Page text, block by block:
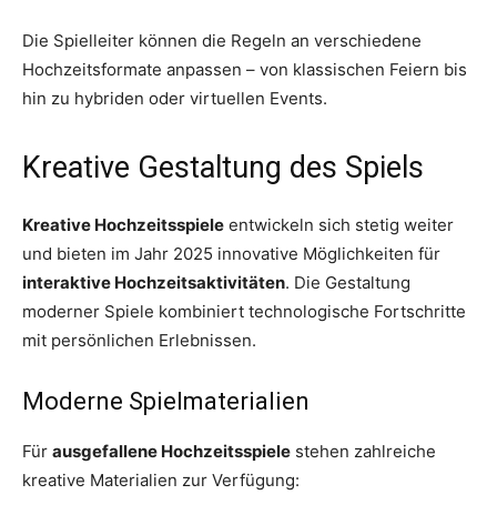
Die Spielleiter können die Regeln an verschiedene
Hochzeitsformate anpassen – von klassischen Feiern bis
hin zu hybriden oder virtuellen Events.
Kreative Gestaltung des Spiels
Kreative Hochzeitsspiele entwickeln sich stetig weiter
und bieten im Jahr 2025 innovative Möglichkeiten für
interaktive Hochzeitsaktivitäten. Die Gestaltung
moderner Spiele kombiniert technologische Fortschritte
mit persönlichen Erlebnissen.
Moderne Spielmaterialien
Für ausgefallene Hochzeitsspiele stehen zahlreiche
kreative Materialien zur Verfügung: